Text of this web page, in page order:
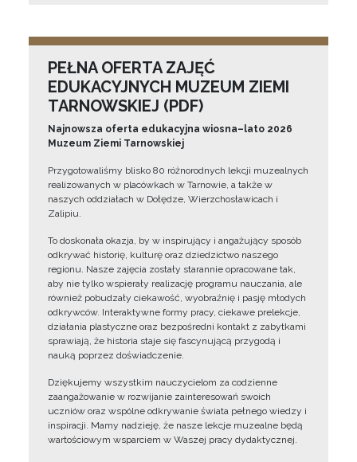
PEŁNA OFERTA ZAJĘĆ
EDUKACYJNYCH MUZEUM ZIEMI
TARNOWSKIEJ (PDF)
Najnowsza oferta edukacyjna wiosna–lato 2026
Muzeum Ziemi Tarnowskiej
Przygotowaliśmy blisko 80 różnorodnych lekcji muzealnych
realizowanych w placówkach w Tarnowie, a także w
naszych oddziałach w Dołędze, Wierzchosławicach i
Zalipiu.
To doskonała okazja, by w inspirujący i angażujący sposób
odkrywać historię, kulturę oraz dziedzictwo naszego
regionu. Nasze zajęcia zostały starannie opracowane tak,
aby nie tylko wspierały realizację programu nauczania, ale
również pobudzały ciekawość, wyobraźnię i pasję młodych
odkrywców. Interaktywne formy pracy, ciekawe prelekcje,
działania plastyczne oraz bezpośredni kontakt z zabytkami
sprawiają, że historia staje się fascynującą przygodą i
nauką poprzez doświadczenie.
Dziękujemy wszystkim nauczycielom za codzienne
zaangażowanie w rozwijanie zainteresowań swoich
uczniów oraz wspólne odkrywanie świata pełnego wiedzy i
inspiracji. Mamy nadzieję, że nasze lekcje muzealne będą
wartościowym wsparciem w Waszej pracy dydaktycznej.